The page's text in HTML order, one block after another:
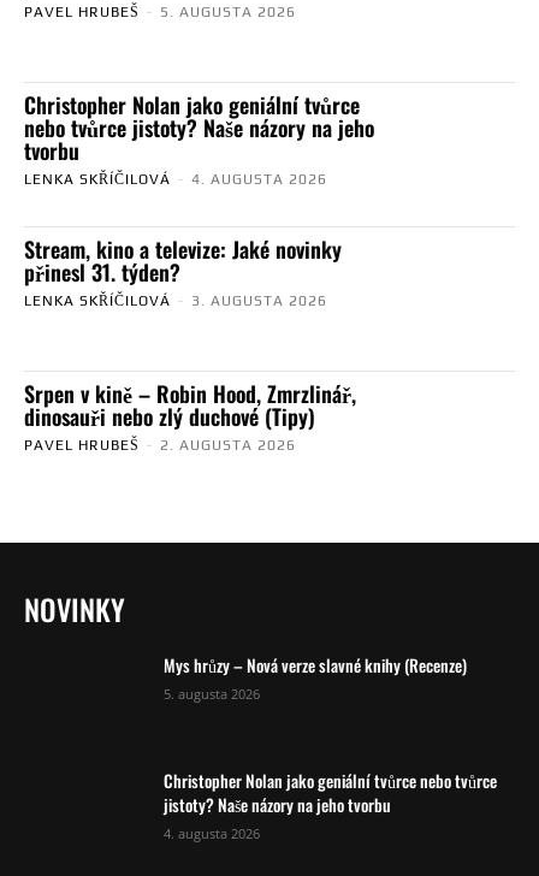
PAVEL HRUBEŠ - 5. AUGUSTA 2026
Christopher Nolan jako geniální tvůrce
nebo tvůrce jistoty? Naše názory na jeho
tvorbu
LENKA SKŘÍČILOVÁ - 4. AUGUSTA 2026
Stream, kino a televize: Jaké novinky
přinesl 31. týden?
LENKA SKŘÍČILOVÁ - 3. AUGUSTA 2026
Srpen v kině – Robin Hood, Zmrzlinář,
dinosauři nebo zlý duchové (Tipy)
PAVEL HRUBEŠ - 2. AUGUSTA 2026
NOVINKY
Mys hrůzy – Nová verze slavné knihy (Recenze)
5. augusta 2026
Christopher Nolan jako geniální tvůrce nebo tvůrce
jistoty? Naše názory na jeho tvorbu
4. augusta 2026